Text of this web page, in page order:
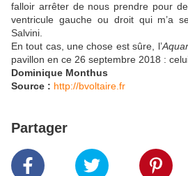
falloir arrêter de nous prendre pour
ventricule gauche ou droit qui m’a
Salvini.
En tout cas, une chose est sûre, l’
pavillon en ce 26 septembre 2018 :
Dominique Monthus
Source : http://bvoltaire.fr
Partager